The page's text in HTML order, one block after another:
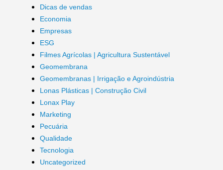
Dicas de vendas
Economia
Empresas
ESG
Filmes Agrícolas | Agricultura Sustentável
Geomembrana
Geomembranas | Irrigação e Agroindústria
Lonas Plásticas | Construção Civil
Lonax Play
Marketing
Pecuária
Qualidade
Tecnologia
Uncategorized